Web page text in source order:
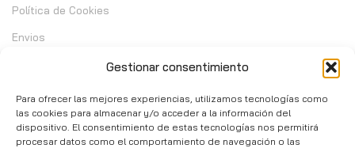
Gestionar consentimiento
Para ofrecer las mejores experiencias, utilizamos tecnologías como
las cookies para almacenar y/o acceder a la información del
dispositivo. El consentimiento de estas tecnologías nos permitirá
procesar datos como el comportamiento de navegación o las
Política de Cookies
Envios
Contacto